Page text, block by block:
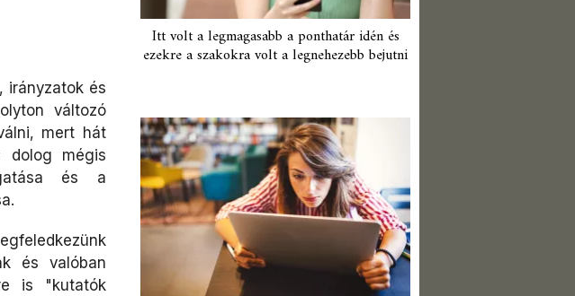
irányzatok és
változó
mert hát
dolog mégis
és a
és valóban
is "kutatók
Itt volt a legmagasabb a ponthatár idén és
ezekre a szakokra volt a legnehezebb bejutni